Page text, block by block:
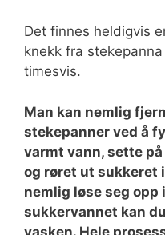
Det finnes heldigvis
knekk fra
timesvis.
Man kan nemlig
stekepanner ved å
varmt vann, sette
og røret ut sukkeret
nemlig løse seg opp
sukkervannet kan
vasken. Hele